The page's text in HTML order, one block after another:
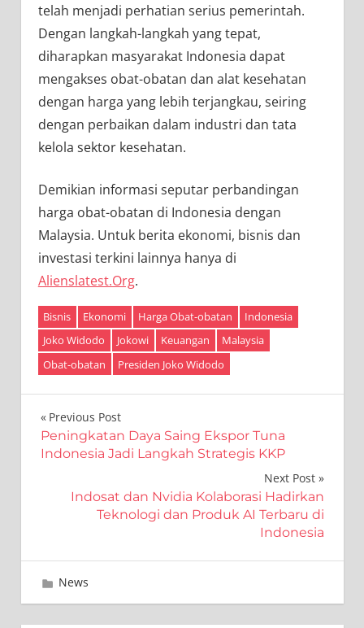
telah menjadi perhatian serius pemerintah.
Dengan langkah-langkah yang tepat,
diharapkan masyarakat Indonesia dapat
mengakses obat-obatan dan alat kesehatan
dengan harga yang lebih terjangkau, seiring
dengan perbaikan dalam industri dan tata
kelola sektor kesehatan.
Demikian informasi seputar perbandingan
harga obat-obatan di Indonesia dengan
Malaysia. Untuk berita ekonomi, bisnis dan
investasi terkini lainnya hanya di
Alienslatest.Org.
Bisnis Ekonomi Harga Obat-obatan
Indonesia
Joko Widodo
Jokowi Keuangan
Malaysia
Obat-obatan
Presiden Joko Widodo
Navigasi
pos
Previous Post
Peningkatan Daya Saing Ekspor Tuna
Indonesia Jadi Langkah Strategis KKP
Next Post
Indosat dan Nvidia Kolaborasi Hadirkan
Teknologi dan Produk AI Terbaru di
Indonesia
Juli 2, 2024
Editor
News